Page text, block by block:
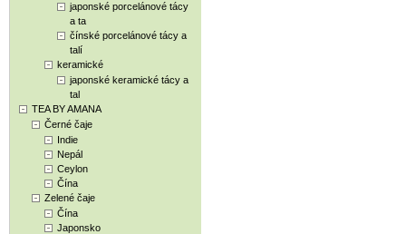
japonské porcelánové tácy
a ta
čínské porcelánové tácy a
talí
keramické
japonské keramické tácy a
tal
TEA BY AMANA
Černé čaje
Indie
Nepál
Ceylon
Čína
Zelené čaje
Čína
Japonsko